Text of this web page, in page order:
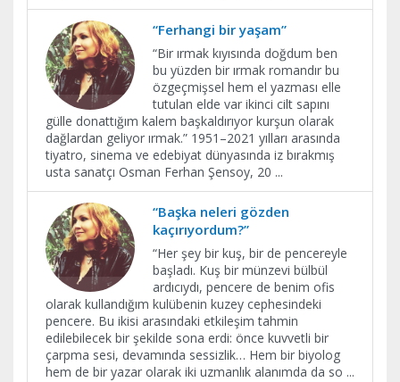
“Ferhangi bir yaşam”
“Bir ırmak kıyısında doğdum ben
bu yüzden bir ırmak romandır bu
özgeçmişsel hem el yazması elle
tutulan elde var ikinci cilt sapını
gülle donattığım kalem başkaldırıyor kurşun olarak
dağlardan geliyor ırmak.” 1951–2021 yılları arasında
tiyatro, sinema ve edebiyat dünyasında iz bırakmış
usta sanatçı Osman Ferhan Şensoy, 20 ...
“Başka neleri gözden
kaçırıyordum?”
“Her şey bir kuş, bir de pencereyle
başladı. Kuş bir münzevi bülbül
ardıcıydı, pencere de benim ofis
olarak kullandığım kulübenin kuzey cephesindeki
pencere. Bu ikisi arasındaki etkileşim tahmin
edilebilecek bir şekilde sona erdi: önce kuvvetli bir
çarpma sesi, devamında sessizlik… Hem bir biyolog
hem de bir yazar olarak iki uzmanlık alanımda da so ...